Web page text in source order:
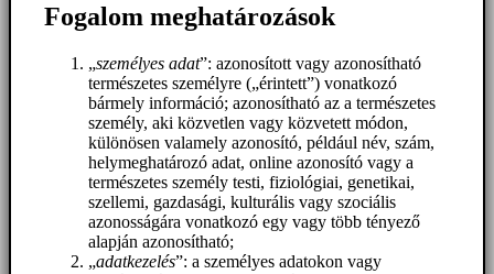
Fogalom meghatározások
„személyes adat”: azonosított vagy azonosítható
természetes személyre („érintett”) vonatkozó
bármely információ; azonosítható az a természetes
személy, aki közvetlen vagy közvetett módon,
különösen valamely azonosító, például név, szám,
helymeghatározó adat, online azonosító vagy a
természetes személy testi, fiziológiai, genetikai,
szellemi, gazdasági, kulturális vagy szociális
azonosságára vonatkozó egy vagy több tényező
alapján azonosítható;
„adatkezelés”: a személyes adatokon vagy